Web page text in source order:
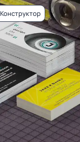
Конструктор